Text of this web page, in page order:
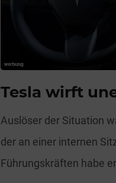
Tesla wirft
Auslöser der Situation
der an einer internen
Führungskräften habe